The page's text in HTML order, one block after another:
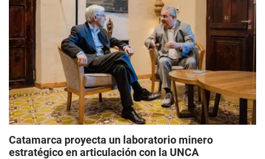
Catamarca proyecta un laboratorio minero
estratégico en articulación con la UNCA